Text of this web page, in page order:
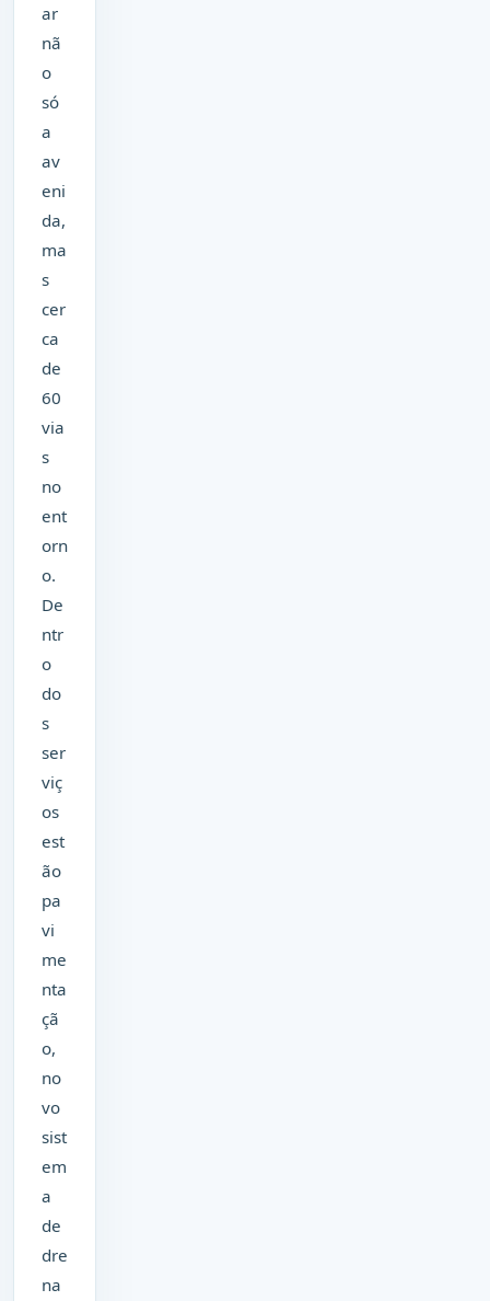
ar
nã
o
só
a
av
eni
da,
ma
s
cer
ca
de
60
via
s
no
ent
orn
o.
De
ntr
o
do
s
ser
viç
os
est
ão
pa
vi
me
nta
çã
o,
no
vo
sist
em
a
de
dre
na